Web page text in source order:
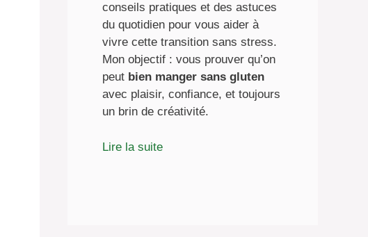
conseils pratiques et des astuces
du quotidien pour vous aider à
vivre cette transition sans stress.
Mon objectif : vous prouver qu’on
peut bien manger sans gluten
avec plaisir, confiance, et toujours
un brin de créativité.
Lire la suite